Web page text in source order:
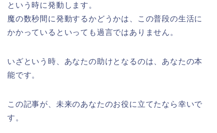
という時に発動します。
魔の数秒間に発動するかどうかは、この普段の生活に
かかっているといっても過言ではありません。
いざという時、あなたの助けとなるのは、あなたの本
能です。
この記事が、未来のあなたのお役に立てたなら幸いで
す。